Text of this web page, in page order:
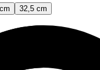
32,5 cm